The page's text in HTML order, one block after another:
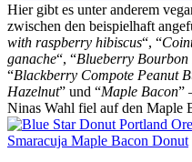
Hier gibt es unter anderem
zwischen den beispielhaft
with raspberry hibiscus“, “
ganache“, “Blueberry Bourbon
“Blackberry Compote Peanut
Hazelnut” und “Maple Bacon”
Ninas Wahl fiel auf den Maple